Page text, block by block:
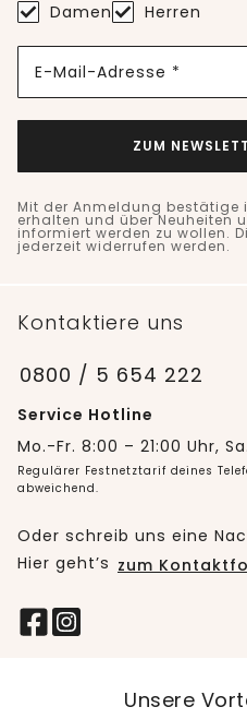
Damen Herren
E-Mail-Adresse *
ZUM
Mit der Anmeldung bestätige
erhalten und über Neuheiten
informiert werden zu wollen.
jederzeit widerrufen werden.
Kontaktiere uns
0800 / 5 654 222
Service Hotline
Mo.-Fr. 8:00 – 21:00 Uhr,
Regulärer Festnetztarif deines
abweichend.
Oder schreib uns eine
Hier geht’s zum
Unsere